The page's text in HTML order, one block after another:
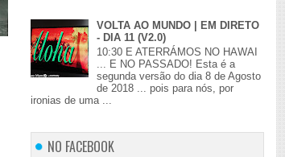
VOLTA AO MUNDO | EM DIRETO
- DIA 11 (V2.0)
10:30 E ATERRÁMOS NO HAWAI
... E NO PASSADO! Esta é a
segunda versão do dia 8 de Agosto
de 2018 ... pois para nós, por
ironias de uma ...
NO FACEBOOK